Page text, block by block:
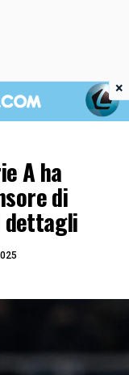
A ha
di
dettagli
×